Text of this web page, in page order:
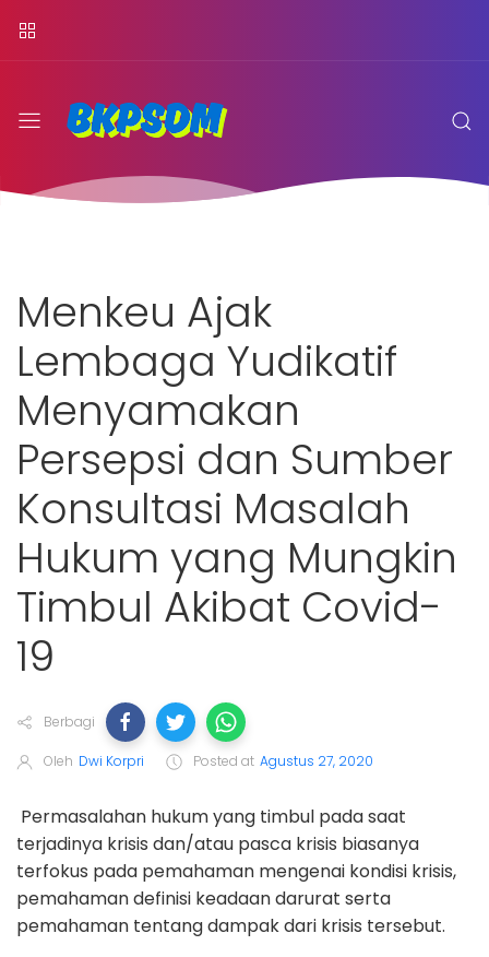
Menkeu Ajak
Lembaga Yudikatif
Menyamakan
Persepsi dan Sumber
Konsultasi Masalah
Hukum yang Mungkin
Timbul Akibat Covid-
19
Berbagi
Oleh Dwi Korpri Posted at Agustus 27, 2020
Permasalahan hukum yang timbul pada saat
terjadinya krisis dan/atau pasca krisis biasanya
terfokus pada pemahaman mengenai kondisi krisis,
pemahaman definisi keadaan darurat serta
pemahaman tentang dampak dari krisis tersebut.